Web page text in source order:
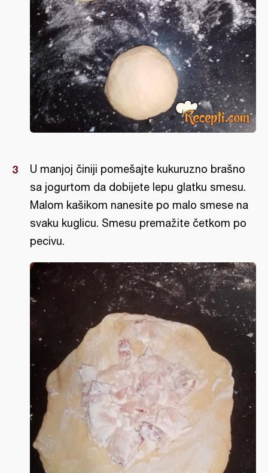
U manjoj činiji pomešajte kukuruzno brašno
sa jogurtom da dobijete lepu glatku smesu.
Malom kašikom nanesite po malo smese na
svaku kuglicu. Smesu premažite četkom po
pecivu.